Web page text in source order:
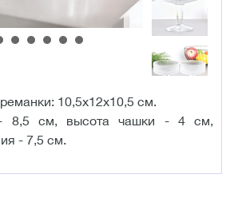
10,5х12х10,5 см.
8,5 см, высота чашки - 4 см,
- 7,5 см.